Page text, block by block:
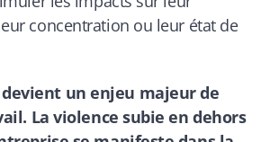
concentration ou leur état de
un enjeu majeur de
La violence subie en dehors